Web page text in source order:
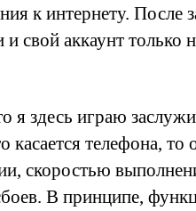
к интернету. После
свой аккаунт только
я здесь играю
касается телефона, то
скоростью
В принципе,